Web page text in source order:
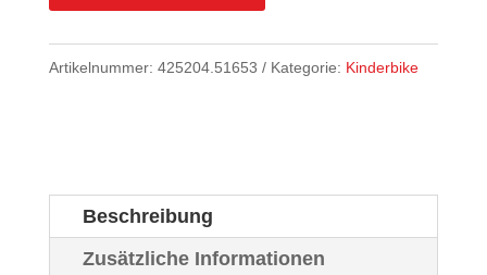
Artikelnummer: 425204.51653 Kategorie: Kinderbike
Beschreibung
Zusätzliche Informationen